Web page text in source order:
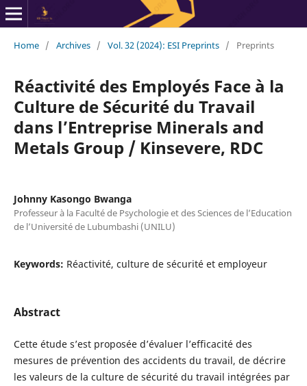
Home / Archives / Vol. 32 (2024): ESI Preprints / Preprints
Réactivité des Employés Face à la
Culture de Sécurité du Travail
dans l’Entreprise Minerals and
Metals Group / Kinsevere, RDC
Johnny Kasongo Bwanga
Professeur à la Faculté de Psychologie et des Sciences de l’Education
de l’Université de Lubumbashi (UNILU)
Keywords: Réactivité, culture de sécurité et employeur
Abstract
Cette étude s’est proposée d’évaluer l’efficacité des
mesures de prévention des accidents du travail, de décrire
les valeurs de la culture de sécurité du travail intégrées par